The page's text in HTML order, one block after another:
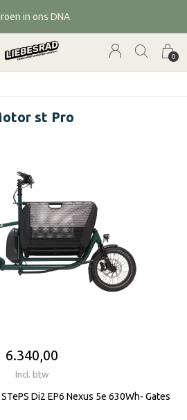
0
in ons DNA
st Pro
6.340,00
Incl. btw
Di2 EP6 Nexus 5e 630Wh- Gates